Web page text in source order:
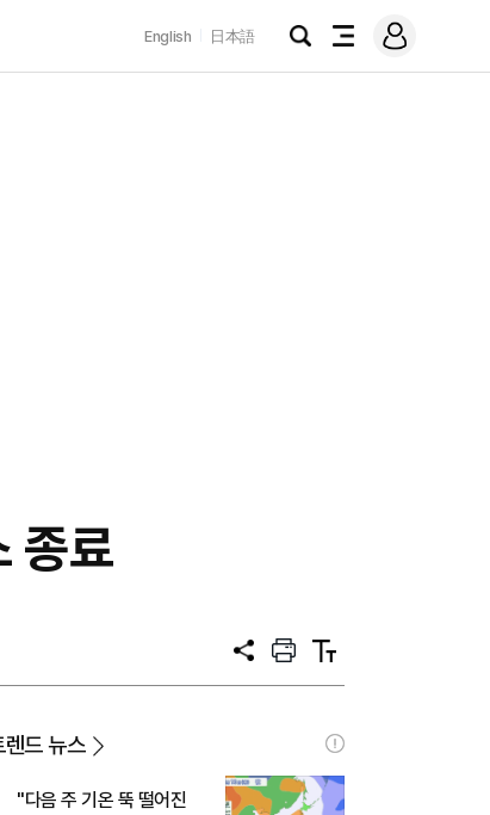
English 日本語
검
전
메
그
종료
공
프
트
텍
트
렌드 뉴스
"다음 주 기온 뚝 떨어진